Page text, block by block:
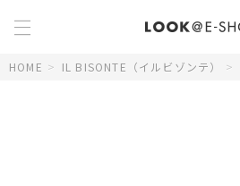
HOME > IL BISONTE（イルビゾンテ） >